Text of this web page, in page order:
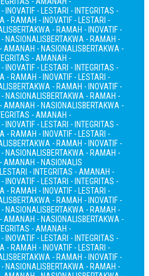
INOVATIF - LESTARI - INTEGRITAS -
- RAMAH - INOVATIF - LESTARI -
BERTAKWA - RAMAH - INOVATIF -
NASIONALISBERTAKWA - RAMAH -
- AMANAH - NASIONALISBERTAKWA -
- AMANAH -
INOVATIF - LESTARI - INTEGRITAS -
- RAMAH - INOVATIF - LESTARI -
BERTAKWA - RAMAH - INOVATIF -
NASIONALISBERTAKWA - RAMAH -
- AMANAH - NASIONALISBERTAKWA -
- AMANAH -
INOVATIF - LESTARI - INTEGRITAS -
- RAMAH - INOVATIF - LESTARI -
BERTAKWA - RAMAH - INOVATIF -
NASIONALISBERTAKWA - RAMAH -
- AMANAH - NASIONALIS
- INTEGRITAS - AMANAH -
INOVATIF - LESTARI - INTEGRITAS -
- RAMAH - INOVATIF - LESTARI -
BERTAKWA - RAMAH - INOVATIF -
NASIONALISBERTAKWA - RAMAH -
- AMANAH - NASIONALISBERTAKWA -
- AMANAH -
INOVATIF - LESTARI - INTEGRITAS -
- RAMAH - INOVATIF - LESTARI -
BERTAKWA - RAMAH - INOVATIF -
NASIONALISBERTAKWA - RAMAH -